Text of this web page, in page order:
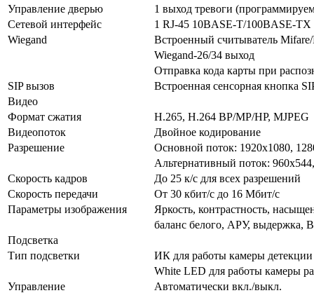
Управление дверью
1 выход тревоги
Сетевой интерфейс
1 RJ-45 10BASE-T/100BASE-TX
Wiegand
Встроенный считыватель
Wiegand-26/34 выход
Отправка кода карты при
SIP вызов
Встроенная сенсорная кнопка
Видео
Формат сжатия
H.265, H.264 BP/MP/HP, MJPEG
Видеопоток
Двойное кодирование
Разрешение
Основной поток: 1920x1080,
Альтернативный поток:
Скорость кадров
До 25 к/с для всех разрешений
Скорость передачи
От 30 кбит/с до 16 Мбит/с
Параметры изображения
Яркость, контрастность,
баланс белого, АРУ, выдержка,
Подсветка
Тип подсветки
ИК для работы камеры
White LED для работы камеры
Управление
Автоматически вкл./выкл.